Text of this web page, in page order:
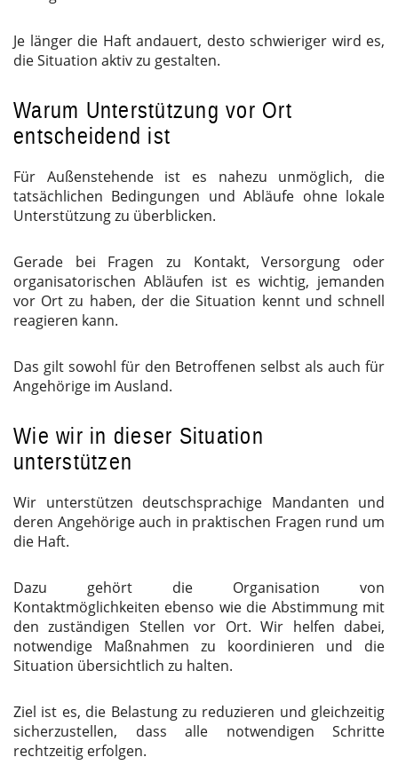
Je länger die Haft andauert, desto schwieriger wird es,
die Situation aktiv zu gestalten.
Warum Unterstützung vor Ort
entscheidend ist
Für Außenstehende ist es nahezu unmöglich, die
tatsächlichen Bedingungen und Abläufe ohne lokale
Unterstützung zu überblicken.
Gerade bei Fragen zu Kontakt, Versorgung oder
organisatorischen Abläufen ist es wichtig, jemanden
vor Ort zu haben, der die Situation kennt und schnell
reagieren kann.
Das gilt sowohl für den Betroffenen selbst als auch für
Angehörige im Ausland.
Wie wir in dieser Situation
unterstützen
Wir unterstützen deutschsprachige Mandanten und
deren Angehörige auch in praktischen Fragen rund um
die Haft.
Dazu gehört die Organisation von
Kontaktmöglichkeiten ebenso wie die Abstimmung mit
den zuständigen Stellen vor Ort. Wir helfen dabei,
notwendige Maßnahmen zu koordinieren und die
Situation übersichtlich zu halten.
Ziel ist es, die Belastung zu reduzieren und gleichzeitig
sicherzustellen, dass alle notwendigen Schritte
rechtzeitig erfolgen.